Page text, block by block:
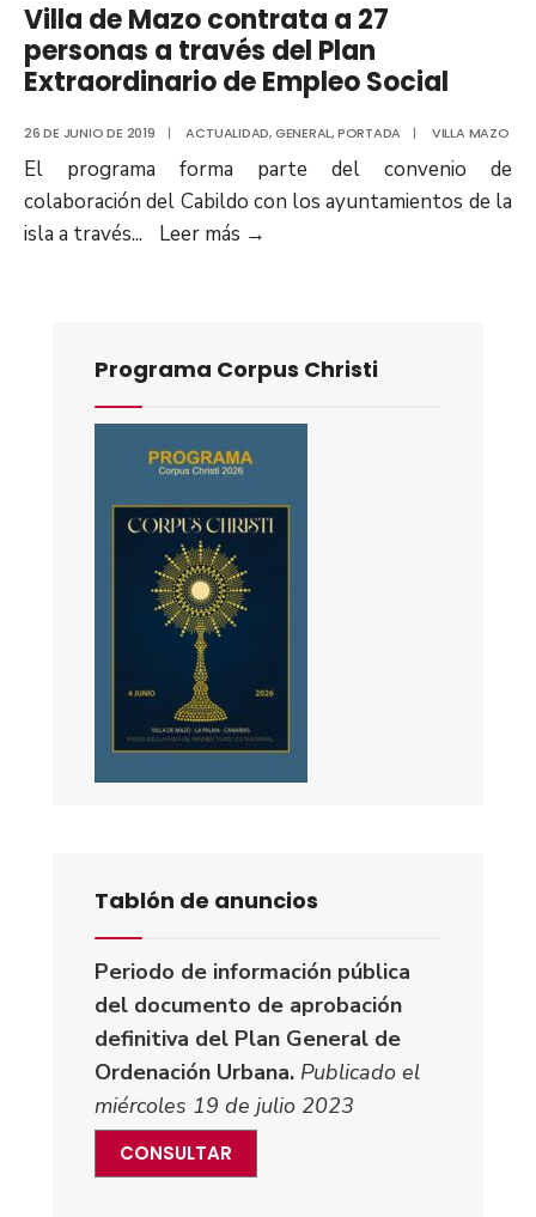
Villa de Mazo contrata a 27
personas a través del Plan
Extraordinario de Empleo Social
26 DE JUNIO DE 2019 | ACTUALIDAD,GENERAL,PORTADA | VILLA MAZO
El programa forma parte del convenio de
colaboración del Cabildo con los ayuntamientos de la
isla a través... Leer más →
Programa Corpus Christi
Tablón de anuncios
Periodo de información pública
del documento de aprobación
definitiva del Plan General de
Ordenación Urbana. Publicado el
miércoles 19 de julio 2023
CONSULTAR